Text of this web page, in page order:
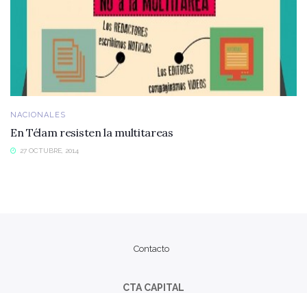
NACIONALES
En Télam resisten la multitareas
27 OCTUBRE, 2014
Contacto
CTA CAPITAL